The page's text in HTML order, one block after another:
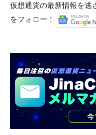
仮想通貨の最新情報を逃
をフォロー！